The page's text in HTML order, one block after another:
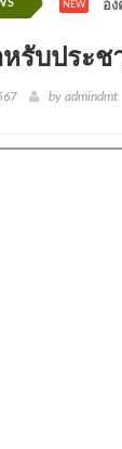
NEW อ
รับประช
by admindmt